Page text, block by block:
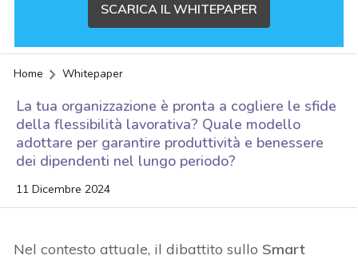
SCARICA IL WHITEPAPER
Home Whitepaper
La tua organizzazione è pronta a cogliere le sfide
della flessibilità lavorativa? Quale modello
adottare per garantire produttività e benessere
dei dipendenti nel lungo periodo?
11 Dicembre 2024
Nel contesto attuale, il dibattito sullo Smart